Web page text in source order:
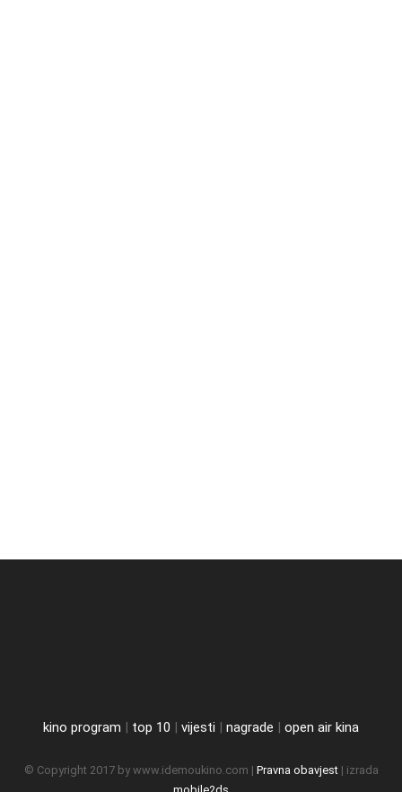
kino program | top 10 | vijesti | nagrade | open air kina
© Copyright 2017 by www.idemoukino.com | Pravna obavjest| izrada